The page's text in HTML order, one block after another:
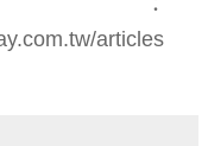
：
articles